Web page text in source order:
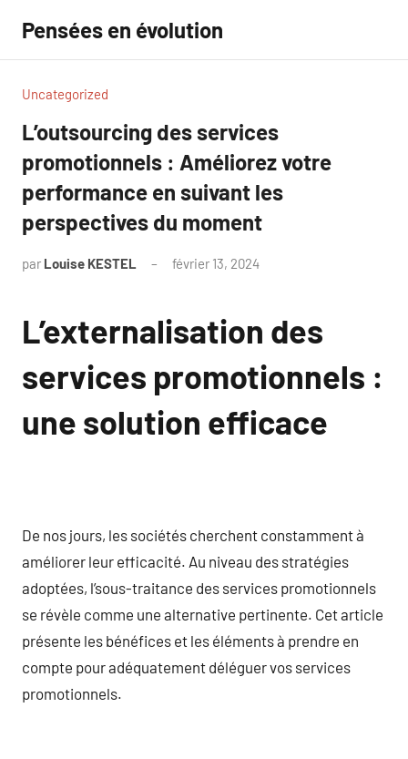
contenu
Pensées en évolution
Uncategorized
L’outsourcing des services
promotionnels : Améliorez votre
performance en suivant les
perspectives du moment
par Louise KESTEL février 13, 2024
L’externalisation des
services promotionnels :
une solution efficace
De nos jours, les sociétés cherchent constamment à
améliorer leur efficacité. Au niveau des stratégies
adoptées, l’sous-traitance des services promotionnels
se révèle comme une alternative pertinente. Cet article
présente les bénéfices et les éléments à prendre en
compte pour adéquatement déléguer vos services
promotionnels.